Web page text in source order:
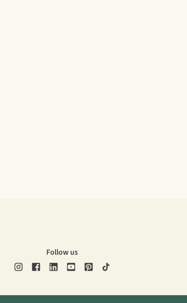
Follow us